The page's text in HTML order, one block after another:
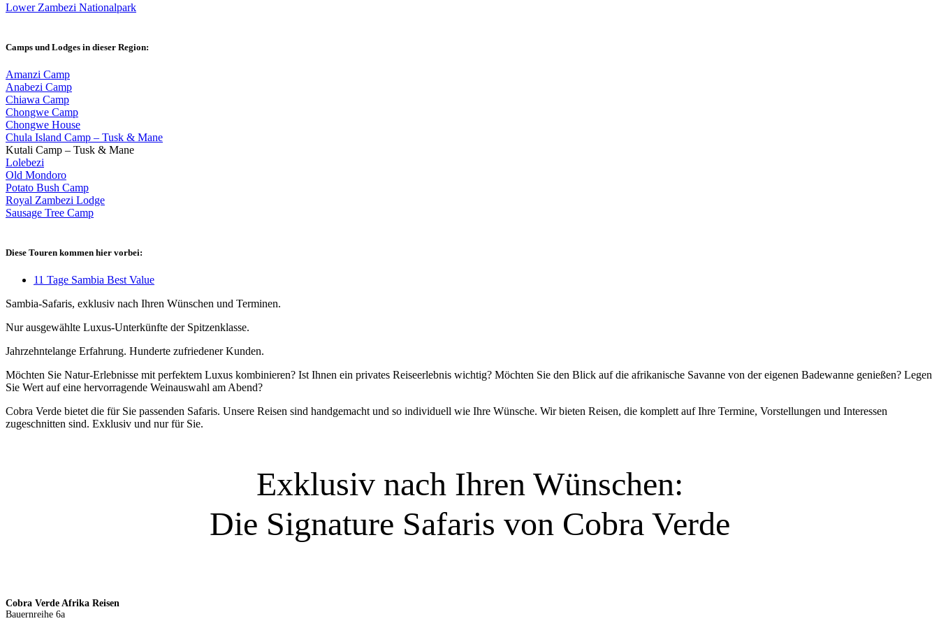
Lower Zambezi Nationalpark
Camps und Lodges in dieser Region:
Amanzi Camp
Anabezi Camp
Chiawa Camp
Chongwe Camp
Chongwe House
Chula Island Camp – Tusk & Mane
Kutali Camp – Tusk & Mane
Lolebezi
Old Mondoro
Potato Bush Camp
Royal Zambezi Lodge
Sausage Tree Camp
Diese Touren kommen hier vorbei:
11 Tage Sambia Best Value
Sambia-Safaris, exklusiv nach Ihren Wünschen und Terminen.
Nur ausgewählte Luxus-Unterkünfte der Spitzenklasse.
Jahrzehntelange Erfahrung. Hunderte zufriedener Kunden.
Möchten Sie Natur-Erlebnisse mit perfektem Luxus kombinieren? Ist Ihnen ein privates Reiseerlebnis wichtig? Möchten Sie den Blick auf die afrikanische Savanne von der eigenen Badewanne genießen? Legen
Sie Wert auf eine hervorragende Weinauswahl am Abend?
Cobra Verde bietet die für Sie passenden Safaris. Unsere Reisen sind handgemacht und so individuell wie Ihre Wünsche. Wir bieten Reisen, die komplett auf Ihre Termine, Vorstellungen und Interessen
zugeschnitten sind. Exklusiv und nur für Sie.
Exklusiv nach Ihren Wünschen:
Die Signature Safaris von Cobra Verde
Cobra Verde Afrika Reisen
Bauernreihe 6a